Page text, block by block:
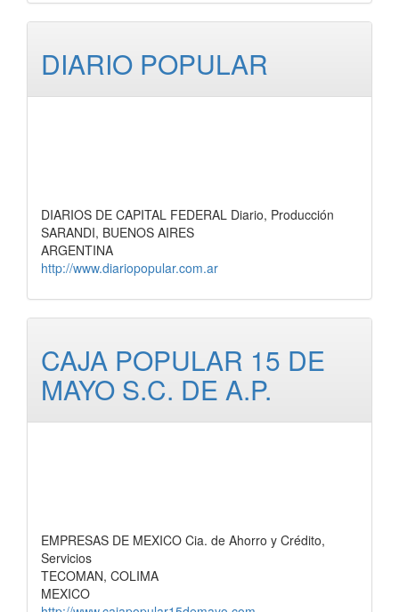
DIARIO POPULAR
DIARIOS DE CAPITAL FEDERAL Diario, Producción
SARANDI, BUENOS AIRES
ARGENTINA
http://www.diariopopular.com.ar
CAJA POPULAR 15 DE
MAYO S.C. DE A.P.
EMPRESAS DE MEXICO Cia. de Ahorro y Crédito,
Servicios
TECOMAN, COLIMA
MEXICO